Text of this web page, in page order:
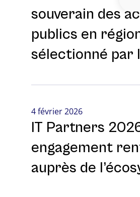
souverain des
publics en
sélectionné par
IT Partners
engagement
auprès de
4 février 2026